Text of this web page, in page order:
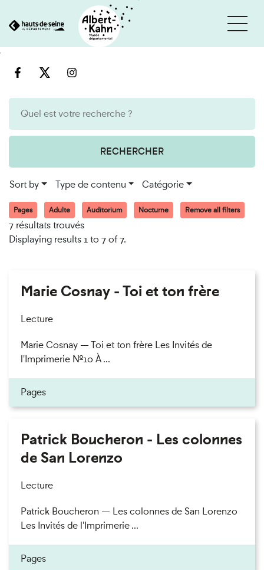
engine
RECHERCHER
Sort by Type de contenu Catégorie
Pages Adulte Auditorium Nocturne Remove all filters
7 résultats trouvés
Displaying results 1 to 7 of 7.
Marie Cosnay - Toi et ton frère
Lecture
Marie Cosnay — Toi et ton frère Les Invités de
l'Imprimerie n°10 À ...
Pages
Patrick Boucheron - Les colonnes
de San Lorenzo
Lecture
Patrick Boucheron — Les colonnes de San Lorenzo
Les Invités de l'Imprimerie ...
Pages
Cookies management panel